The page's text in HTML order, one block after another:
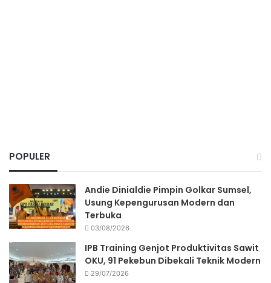
POPULER
Andie Dinialdie Pimpin Golkar Sumsel,
Usung Kepengurusan Modern dan
Terbuka
03/08/2026
IPB Training Genjot Produktivitas Sawit
OKU, 91 Pekebun Dibekali Teknik Modern
29/07/2026